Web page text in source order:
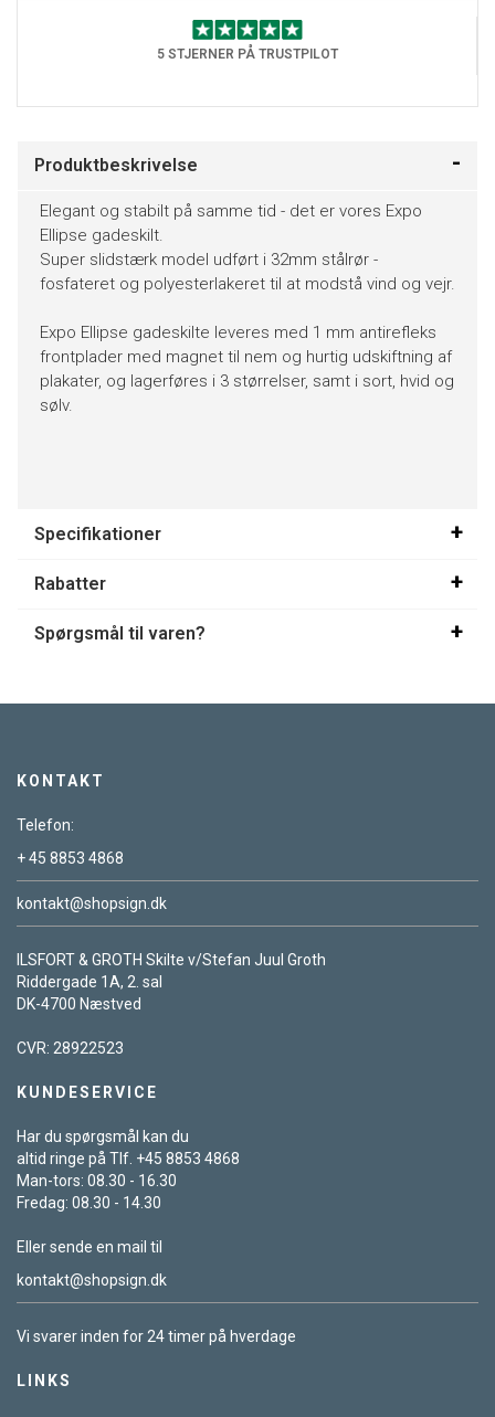
5 STJERNER PÅ TRUSTPILOT
Produktbeskrivelse
Elegant og stabilt på samme tid - det er vores Expo
Ellipse gadeskilt.
Super slidstærk model udført i 32mm stålrør -
fosfateret og polyesterlakeret til at modstå vind og vejr.
Expo Ellipse gadeskilte leveres med 1 mm antirefleks
frontplader med magnet til nem og hurtig udskiftning af
plakater, og lagerføres i 3 størrelser, samt i sort, hvid og
sølv.
Specifikationer
Rabatter
Spørgsmål til varen?
KONTAKT
Telefon:
+ 45 8853 4868
kontakt@shopsign.dk
ILSFORT & GROTH Skilte v/Stefan Juul Groth
Riddergade 1A, 2. sal
DK-4700 Næstved
CVR: 28922523
KUNDESERVICE
Har du spørgsmål kan du
altid ringe på Tlf. +45 8853 4868
Man-tors: 08.30 - 16.30
Fredag: 08.30 - 14.30
Eller sende en mail til
kontakt@shopsign.dk
Vi svarer inden for 24 timer på hverdage
LINKS